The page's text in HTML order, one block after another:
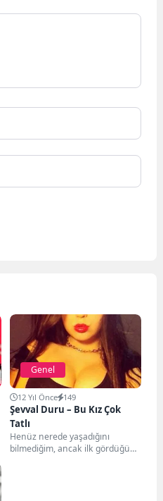
Genel
12 Yıl Önce 149
Şevval Duru – Bu Kız Çok
Tatlı
Henüz nerede yaşadığını
bilmediğim, ancak ilk gördüğüm